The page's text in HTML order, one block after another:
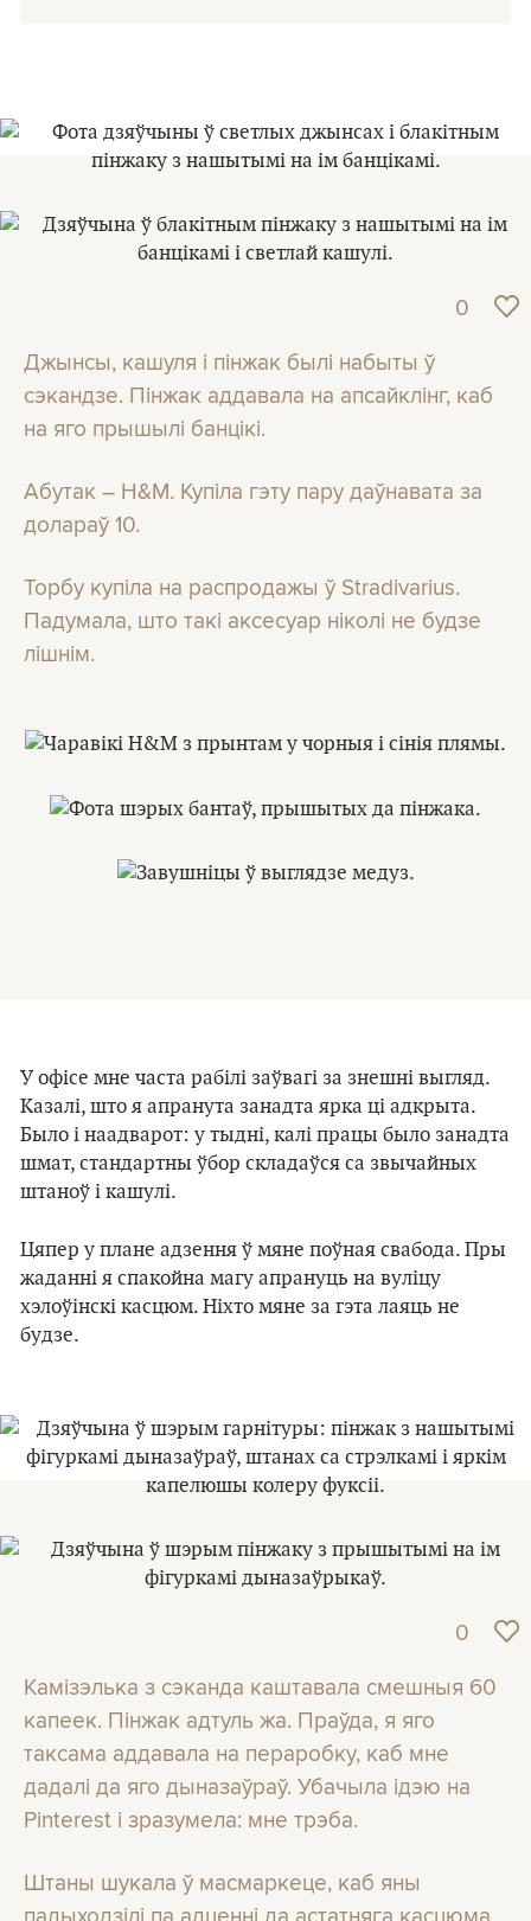
0
Джынсы, кашуля і пінжак былі набыты ў
сэкандзе. Пінжак аддавала на апсайклінг, каб
на яго прышылі банцікі.
Абутак – H&M. Купіла гэту пару даўнавата за
долараў 10.
Торбу купіла на распродажы ў Stradivarius.
Падумала, што такі аксесуар ніколі не будзе
лішнім.
У офісе мне часта рабілі заўвагі за знешні выгляд.
Казалі, што я апранута занадта ярка ці адкрыта.
Было і наадварот: у тыдні, калі працы было занадта
шмат, стандартны ўбор складаўся са звычайных
штаноў і кашулі.
Цяпер у плане адзення ў мяне поўная свабода. Пры
жаданні я спакойна магу апрануць на вуліцу
хэлоўінскі касцюм. Ніхто мяне за гэта лаяць не
будзе.
0
Камізэлька з сэканда каштавала смешныя 60
капеек. Пінжак адтуль жа. Праўда, я яго
таксама аддавала на пераробку, каб мне
дадалі да яго дыназаўраў. Убачыла ідэю на
Pinterest і зразумела: мне трэба.
Штаны шукала ў масмаркеце, каб яны